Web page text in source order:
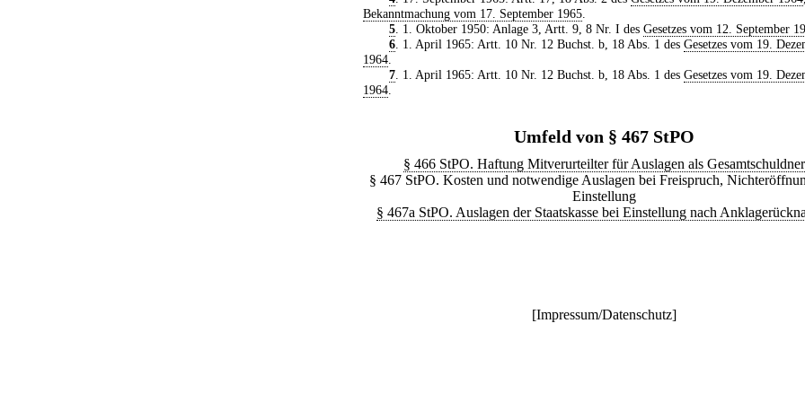
Bekanntmachung vom 17. September 1965
5. 1. Oktober 1950: Anlage 3, Artt. 9, 8 Nr. I des Gesetzes vom 12. September
6. 1. April 1965: Artt. 10 Nr. 12 Buchst. b, 18 Abs. 1 des Gesetzes vom 19.
1964
7. 1. April 1965: Artt. 10 Nr. 12 Buchst. b, 18 Abs. 1 des Gesetzes vom 19.
1964
Umfeld von § 467 StPO
§ 466 StPO. Haftung Mitverurteilter für Auslagen als Gesamtschuldner
§ 467 StPO. Kosten und notwendige Auslagen bei Freispruch,
Einstellung
§ 467a StPO. Auslagen der Staatskasse bei Einstellung nach
[Impressum/Datenschutz]